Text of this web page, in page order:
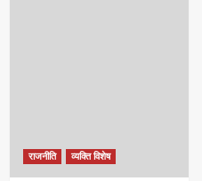
राजनीति व्यक्ति विशेष